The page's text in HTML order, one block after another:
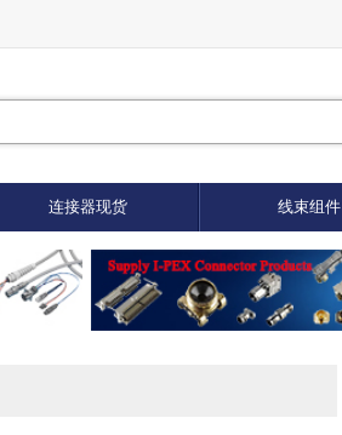
连接器现货 线束组件